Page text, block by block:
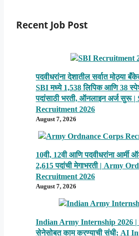
Recent Job Post
पदवीधरांना देशातील सर्वात मोठ्या
SBI मध्ये 1,538 लिपिक आणि 38
पदांसाठी भरती, ऑनलाइन अर्ज सुरू |
Recruitment 2026
August 7, 2026
10वी, 12वी आणि पदवीधरांना आर्मी
2,615 पदांची मेगाभरती | Army
Recruitment 2026
August 7, 2026
Indian Army Internship 2026 |
सेनेसोबत काम करण्याची संधी; AI